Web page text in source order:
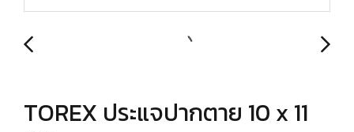
TOREX ประแจปากตาย 10 x 11